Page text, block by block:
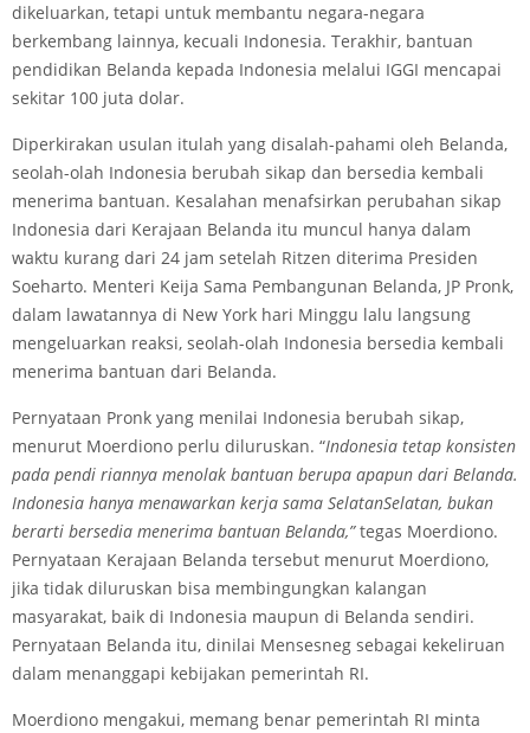
dikeluarkan, tetapi untuk membantu negara-negara
berkembang lainnya, kecuali Indonesia. Terakhir, bantuan
pendidikan Belanda kepada Indonesia melalui IGGI mencapai
sekitar 100 juta dolar.
Diperkirakan usulan itulah yang disalah-pahami oleh Belanda,
seolah-olah Indonesia berubah sikap dan bersedia kembali
menerima bantuan. Kesalahan menafsirkan perubahan sikap
Indonesia dari Kerajaan Belanda itu muncul hanya dalam
waktu kurang dari 24 jam setelah Ritzen diterima Presiden
Soeharto. Menteri Keija Sama Pembangunan Belanda, JP Pronk,
dalam lawatannya di New York hari Minggu lalu langsung
mengeluarkan reaksi, seolah-olah Indonesia bersedia kembali
menerima bantuan dari BeIanda.
Pernyataan Pronk yang menilai Indonesia berubah sikap,
menurut Moerdiono perlu diluruskan. “Indonesia tetap konsisten
pada pendi riannya menolak bantuan berupa apapun dari Belanda.
Indonesia hanya menawarkan kerja sama Selatan­Selatan, bukan
berarti bersedia menerima bantuan Belanda,”tegas Moerdiono.
Pernyataan Kerajaan Belanda tersebut menurut Moerdiono,
jika tidak diluruskan bisa membingungkan kalangan
masyarakat, baik di Indonesia maupun di Belanda sendiri.
Pernyataan Belanda itu, dinilai Mensesneg sebagai kekeliruan
dalam menanggapi kebijakan pemerintah RI.
Moerdiono mengakui, memang benar pemerintah RI minta